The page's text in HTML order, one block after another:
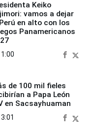
Keiko
vamos a dejar
en alto con los
Panamericanos
1:00
de 100 mil fieles
a Papa León
en Sacsayhuaman
3:01